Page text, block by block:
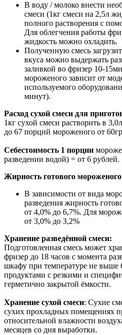
В воду / молоко внести
смеси (1кг смеси на 2,5л
полного растворения с
Для облегчения работы
жидкость можно охладить.
Полученную смесь
вкуса можно выдержать
заливкой во фризер 10-
мороженого зависит от
используемого
минут).
Расход сухой смеси для
1кг сухой смеси растворить в
до 67 порций мороженого от
Себестоимость 1 порции
разведении водой) = от 6 рублей.
Жирность готового
В зависимости от вида
разведения жирность
от 4,0% до 6,7%. Для
от 3,0% до 3,2%
Хранение разведённой смеси:
Подготовленная смесь может
фризер до 18 часов с момента
шкафу при температуре не выше
продуктами с резкими и
герметично закрытой ёмкости.
Хранение сухой смеси: Сухие
сухих прохладных помещениях
относительной влажности
месяцев со дня выработки.